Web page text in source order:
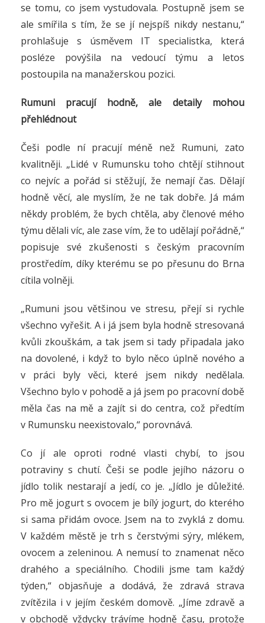
se tomu, co jsem vystudovala. Postupně jsem se
ale smířila s tím, že se jí nejspíš nikdy nestanu,“
prohlašuje s úsměvem IT specialistka, která
posléze povýšila na vedoucí týmu a letos
postoupila na manažerskou pozici.
Rumuni pracují hodně, ale detaily mohou
přehlédnout
Češi podle ní pracují méně než Rumuni, zato
kvalitněji. „Lidé v Rumunsku toho chtějí stihnout
co nejvíc a pořád si stěžují, že nemají čas. Dělají
hodně věcí, ale myslím, že ne tak dobře. Já mám
někdy problém, že bych chtěla, aby členové mého
týmu dělali víc, ale zase vím, že to udělají pořádně,“
popisuje své zkušenosti s českým pracovním
prostředím, díky kterému se po přesunu do Brna
cítila volněji.
„Rumuni jsou většinou ve stresu, přejí si rychle
všechno vyřešit. A i já jsem byla hodně stresovaná
kvůli zkouškám, a tak jsem si tady připadala jako
na dovolené, i když to bylo něco úplně nového a
v práci byly věci, které jsem nikdy nedělala.
Všechno bylo v pohodě a já jsem po pracovní době
měla čas na mě a zajít si do centra, což předtím
v Rumunsku neexistovalo,“ porovnává.
Co jí ale oproti rodné vlasti chybí, to jsou
potraviny s chutí. Češi se podle jejího názoru o
jídlo tolik nestarají a jedí, co je. „Jídlo je důležité.
Pro mě jogurt s ovocem je bílý jogurt, do kterého
si sama přidám ovoce. Jsem na to zvyklá z domu.
V každém městě je trh s čerstvými sýry, mlékem,
ovocem a zeleninou. A nemusí to znamenat něco
drahého a speciálního. Chodili jsme tam každý
týden,“ objasňuje a dodává, že zdravá strava
zvítězila i v jejím českém domově. „Jíme zdravě a
v obchodě vždycky trávíme hodně času, protože